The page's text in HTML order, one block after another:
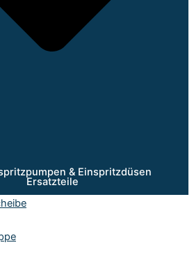
& Einspritzdüsen
Ersatzteile